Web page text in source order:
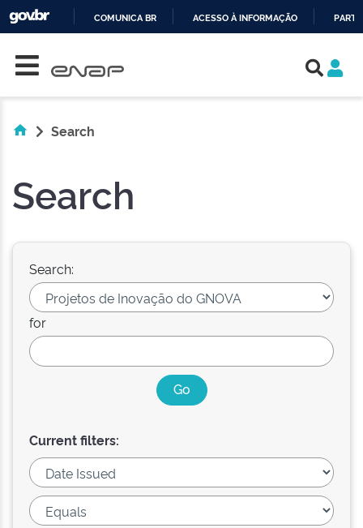
COMUNICA BR ACESSO À INFORMAÇÃO
Search
Search
Search:
for
Current filters: